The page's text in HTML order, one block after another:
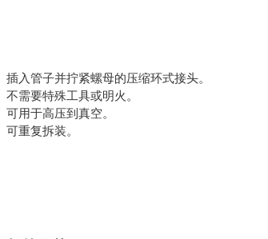
插入管子并拧紧螺母的压缩环式接头。
不需要特殊工具或明火。
可用于高压到真空。
可重复拆装。